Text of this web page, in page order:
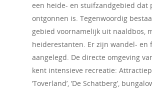
een heide- en stuifzandgebied dat
ontgonnen is. Tegenwoordig
gebied voornamelijk uit naaldbos,
heiderestanten. Er zijn wandel- en
aangelegd. De directe omgeving
kent intensieve recreatie:
‘Toverland’, ‘De Schatberg’,